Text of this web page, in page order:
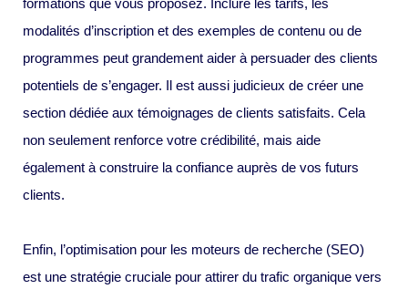
modalités d’inscription et des exemples de contenu ou de
programmes peut grandement aider à persuader des clients
potentiels de s’engager. Il est aussi judicieux de créer une
section dédiée aux témoignages de clients satisfaits. Cela
non seulement renforce votre crédibilité, mais aide
également à construire la confiance auprès de vos futurs
clients.
Enfin, l’optimisation pour les moteurs de recherche (SEO)
est une stratégie cruciale pour attirer du trafic organique vers